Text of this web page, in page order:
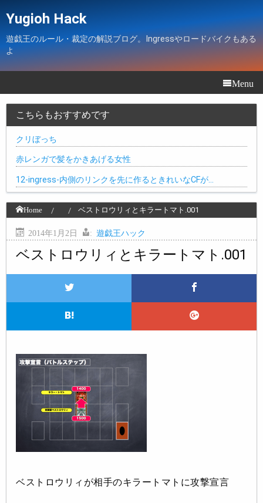
Yugioh Hack
遊戯王のルール・裁定の解説ブログ。Ingressやロードバイクもある
よ
Menu
こちらもおすすめです
クリぼっち
赤レンガで髪をかきあげる女性
12-ingress-内側のリンクを先に作るときれいなCFが…
Home ベストロウリィとキラートマト.001
2014年1月2日 : 遊戯王ハック
ベストロウリィとキラートマト.001
ベストロウリィが相手のキラートマトに攻撃宣言